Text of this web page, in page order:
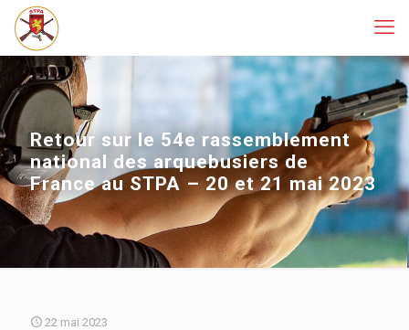
Retour sur le 54e rassemblement
national des arquebusiers de
France au STPA – 20 et 21 mai 2023
22 mai 2023